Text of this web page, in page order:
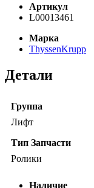
Артикул
L00013461
Марка
ThyssenKrupp
Детали
Группа
Лифт
Тип Запчасти
Ролики
Наличие